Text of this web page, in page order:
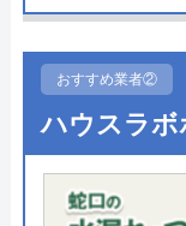
●駆けつけ時間
●定休日
●出張見積もり
おすすめ業者②
ハウスラボ